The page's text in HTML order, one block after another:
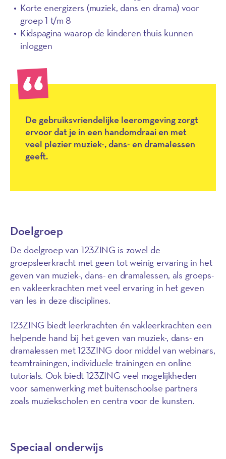
Korte energizers (muziek, dans en drama) voor
groep 1 t/m 8
Kidspagina waarop de kinderen thuis kunnen
inloggen
De gebruiksvriendelijke leeromgeving zorgt
ervoor dat je in een handomdraai en met
veel plezier muziek-, dans- en dramalessen
geeft.
Doelgroep
De doelgroep van 123ZING is zowel de
groepsleerkracht met geen tot weinig ervaring in het
geven van muziek-, dans- en dramalessen, als groeps-
en vakleerkrachten met veel ervaring in het geven
van les in deze disciplines.
123ZING biedt leerkrachten én vakleerkrachten een
helpende hand bij het geven van muziek-, dans- en
dramalessen met 123ZING door middel van webinars,
teamtrainingen, individuele trainingen en online
tutorials. Ook biedt 123ZING veel mogelijkheden
voor samenwerking met buitenschoolse partners
zoals muziekscholen en centra voor de kunsten.
Speciaal onderwijs